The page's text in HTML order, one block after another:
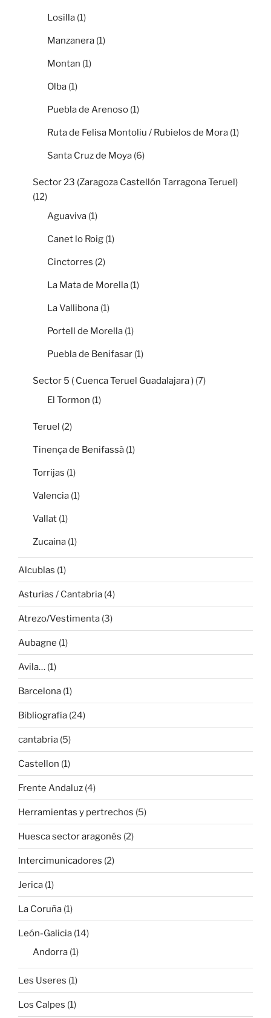
Losilla (1)
Manzanera (1)
Montan (1)
Olba (1)
Puebla de Arenoso (1)
Ruta de Felisa Montoliu / Rubielos de Mora (1)
Santa Cruz de Moya (6)
Sector 23 (Zaragoza Castellón Tarragona Teruel)
(12)
Aguaviva (1)
Canet lo Roig (1)
Cinctorres (2)
La Mata de Morella (1)
La Vallibona (1)
Portell de Morella (1)
Puebla de Benifasar (1)
Sector 5 ( Cuenca Teruel Guadalajara ) (7)
El Tormon (1)
Teruel (2)
Tinença de Benifassà (1)
Torrijas (1)
Valencia (1)
Vallat (1)
Zucaina (1)
Alcublas (1)
Asturias / Cantabria (4)
Atrezo/Vestimenta (3)
Aubagne (1)
Avila… (1)
Barcelona (1)
Bibliografía (24)
cantabria (5)
Castellon (1)
Frente Andaluz (4)
Herramientas y pertrechos (5)
Huesca sector aragonés (2)
Intercimunicadores (2)
Jerica (1)
La Coruña (1)
León-Galicia (14)
Andorra (1)
Les Useres (1)
Los Calpes (1)